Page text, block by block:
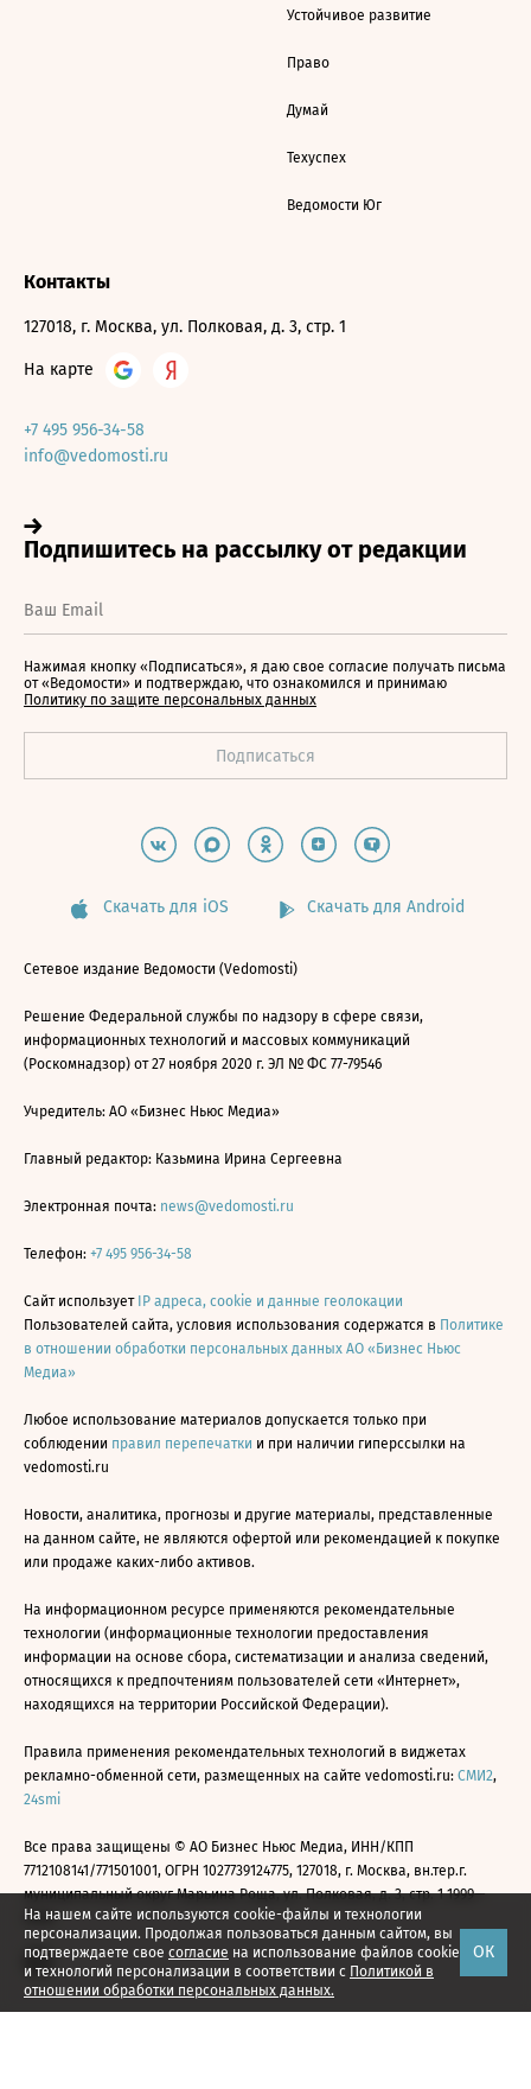
На нашем сайте используются cookie-файлы и технологии
персонализации. Продолжая пользоваться данным сайтом, вы
подтверждаете свое согласие на использование файлов cookie
и технологий персонализации в соответствии с Политикой в
отношении обработки персональных данных.
ОК
Устойчивое развитие
Право
Думай
Техуспех
Ведомости Юг
Контакты
127018, г. Москва, ул. Полковая, д. 3, стр. 1
На карте
+7 495 956-34-58
info@vedomosti.ru
Нажимая кнопку «Подписаться», я даю свое согласие получать письма
от «Ведомости» и подтверждаю, что ознакомился и принимаю
Политику по защите персональных данных
Скачать для iOS Скачать для Android
Сетевое издание Ведомости (Vedomosti)
Решение Федеральной службы по надзору в сфере связи,
информационных технологий и массовых коммуникаций
(Роскомнадзор) от 27 ноября 2020 г. ЭЛ № ФС 77-79546
Учредитель: АО «Бизнес Ньюс Медиа»
Главный редактор: Казьмина Ирина Сергеевна
Электронная почта: news@vedomosti.ru
Телефон: +7 495 956-34-58
Сайт использует IP адреса, cookie и данные геолокации
Пользователей сайта, условия использования содержатся в Политике
в отношении обработки персональных данных АО «Бизнес Ньюс
Медиа»
Любое использование материалов допускается только при
соблюдении правил перепечатки и при наличии гиперссылки на
vedomosti.ru
Новости, аналитика, прогнозы и другие материалы, представленные
на данном сайте, не являются офертой или рекомендацией к покупке
или продаже каких-либо активов.
На информационном ресурсе применяются рекомендательные
технологии (информационные технологии предоставления
информации на основе сбора, систематизации и анализа сведений,
относящихся к предпочтениям пользователей сети «Интернет»,
находящихся на территории Российской Федерации).
Правила применения рекомендательных технологий в виджетах
рекламно-обменной сети, размещенных на сайте vedomosti.ru: СМИ2,
24smi
Все права защищены © АО Бизнес Ньюс Медиа, ИНН/КПП
7712108141/771501001, ОГРН 1027739124775, 127018, г. Москва, вн.тер.г.
муниципальный округ Марьина Роща, ул. Полковая, д. 3, стр. 1 1999—
2026